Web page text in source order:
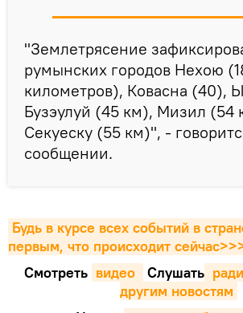
"Землетрясение
румынских городов Нехою
километров), Ковасна (40),
Бузэулуй (45 км), Мизил (54
Секуеску (55 км)", -
сообщении.
Будь в курсе всех событий в
первым, что происходит
Смотреть видео Cлушать
другим новостям